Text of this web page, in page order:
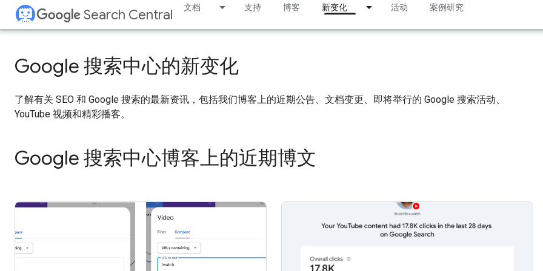
Search Central 文档 支持 博客 新变化 活动 案例研究
Google 搜索中心的新变化
了解有关 SEO 和 Google 搜索的最新资讯，包括我们博客上的近期公告、文档变更、即将举行的 Google 搜索活动、
YouTube 视频和精彩播客。
Google 搜索中心博客上的近期博文